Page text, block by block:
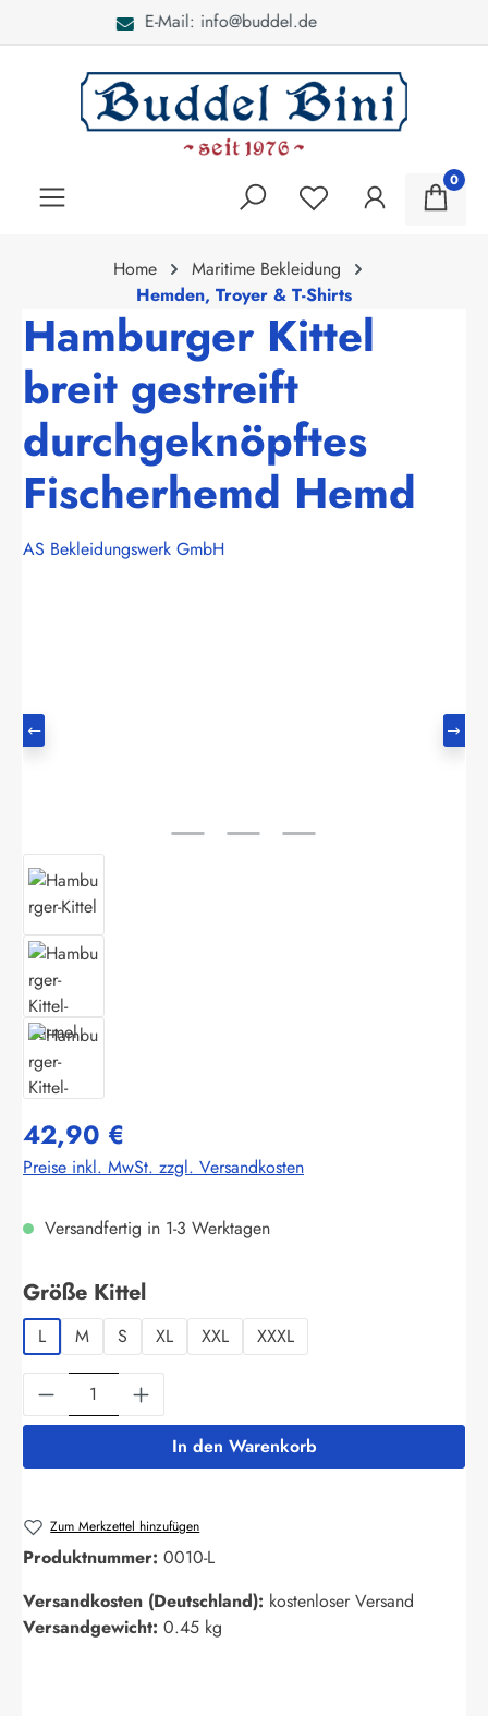
Bei Fragen: 040 - 46 28 52
0
Home
Maritime Bekleidung
Hemden, Troyer & T-Shirts
Hamburger Kittel
breit gestreift
durchgeknöpftes
Fischerhemd Hemd
AS Bekleidungswerk GmbH
42,90 €
Preise inkl. MwSt. zzgl. Versandkosten
Versandfertig in 1-3 Werktagen
Größe Kittelauswählen
L M S XL XXL XXXL
Produkt Anzahl: Gib den gewünschten
In den Warenkorb
Zum Merkzettel hinzufügen
Produktnummer: 0010-L
Versandkosten (Deutschland): kostenloser Versand
Versandgewicht: 0.45 kg